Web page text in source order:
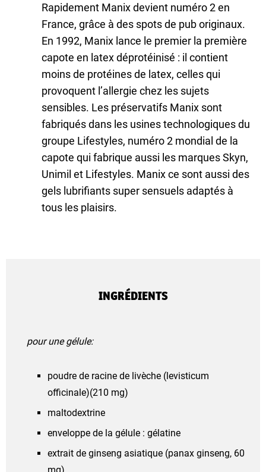
Rapidement Manix devient numéro 2 en
France, grâce à des spots de pub originaux.
En 1992, Manix lance le premier la première
capote en latex déprotéinisé : il contient
moins de protéines de latex, celles qui
provoquent l’allergie chez les sujets
sensibles. Les préservatifs Manix sont
fabriqués dans les usines technologiques du
groupe Lifestyles, numéro 2 mondial de la
capote qui fabrique aussi les marques Skyn,
Unimil et Lifestyles. Manix ce sont aussi des
gels lubrifiants super sensuels adaptés à
tous les plaisirs.
INGRÉDIENTS
pour une gélule:
poudre de racine de livèche (levisticum
officinale)(210 mg)
maltodextrine
enveloppe de la gélule : gélatine
extrait de ginseng asiatique (panax ginseng, 60
mg)